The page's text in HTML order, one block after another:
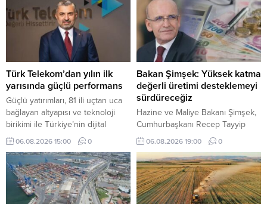
Türk Telekom’dan yılın ilk
yarısında güçlü performans
Güçlü yatırımları, 81 ili uçtan uca
bağlayan altyapısı ve teknoloji
birikimi ile Türkiye’nin dijital
dönüşümüne öncülük eden Türk
Telekom, 2026 yılı ikinci çeyrek
finansal ve operasyonel
sonuçlarını açıkladı.
06.08.2026 15:00 0
Bakan Şimşek: Yüksek katma
değerli üretimi desteklemeyi
sürdüreceğiz
Hazine ve Maliye Bakanı Şimşek,
Cumhurbaşkanı Recep Tayyip
Erdoğan'ın liderliğinde verimliliği
artıran, yüksek katma değerli
üretimi destekleyen ve
makroekonomik istikrarı
güçlendiren politikaların
uygulanmaya devam edeceğini
06.08.2026 19:00 0